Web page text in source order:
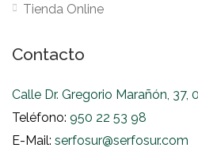
Tienda Online
Contacto
Calle Dr. Gregorio Marañón, 37,
Teléfono: 950 22 53 98
E-Mail: serfosur@serfosur.com